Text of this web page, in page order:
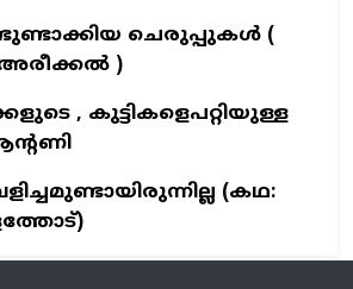
ചെരുപ്പുകൾ (
)
, കുട്ടികളെപറ്റിയുള്ള
(കഥ: